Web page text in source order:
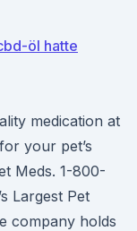
öl hatte
medication at
your pet’s
Meds. 1-800-
Largest Pet
company holds